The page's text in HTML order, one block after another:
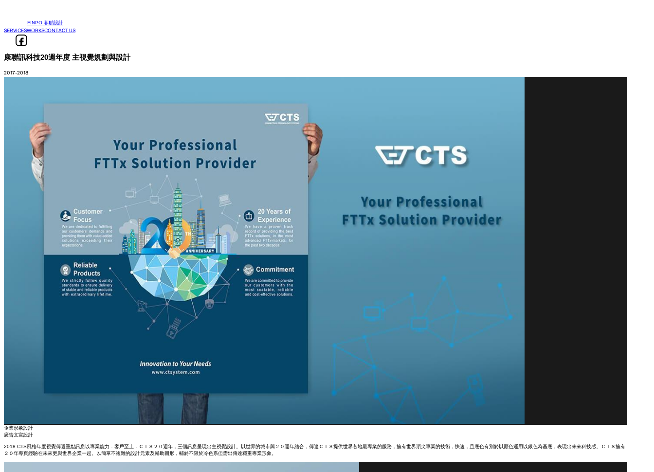
FINPO 菲舶設計
SERVICESWORKSCONTACT US
康聯訊科技20週年度 主視覺規劃與設計
2017-2018
企業形象設計
廣告文宣設計
2018 CTS風格年度視覺傳遞重點訊息以專業能力．客戶至上．ＣＴＳ２０週年，三個訊息呈現出主視覺設計。以世界的城市與２０週年結合，傳達ＣＴＳ提供世界各地最專業的服務，擁有世界頂尖專業的技術，快速，且底色有別於以顏色運用以銀色為基底，表現出未來科技感。ＣＴＳ擁有
２０年專頁經驗在未來更與世界企業一起。以簡單不複雜的設計元素及輔助圖形，輔於不限於冷色系但需出傳達穩重專業形象。